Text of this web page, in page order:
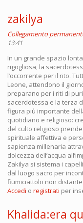
zakilya
Collegamento
13:41
In un grande spazio
rigogliosa, la
l’occorrente per il rito.
Leone, attendono il
preparano per i riti di
sacerdotessa e la terza
figura più importante
quotidiano e religioso:
del culto religioso
spirituale affettiva e
sapienza millenaria
dolcezza dell’acqua
Zakilya si sistema i
dal luogo sacro per
fiumiciattolo non distante
Accedi o registrati per
Khalida:era